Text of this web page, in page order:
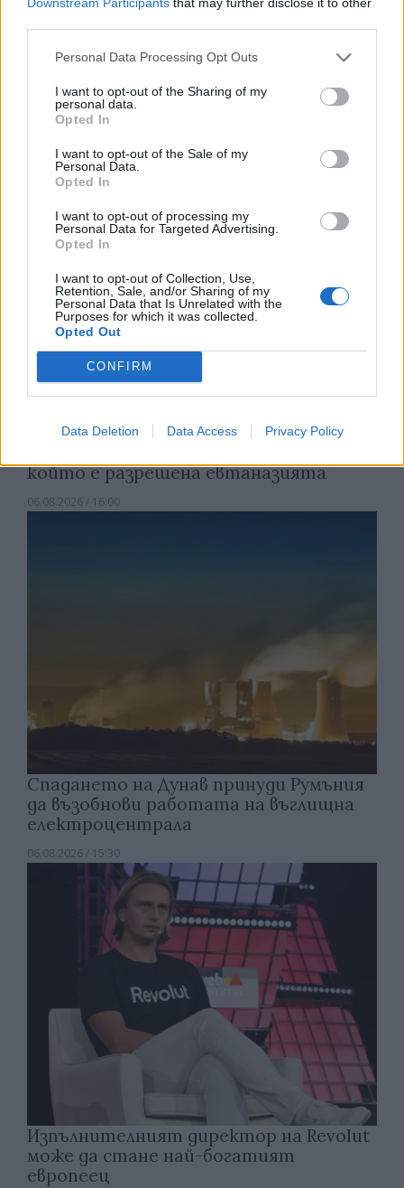
Personal Data Processing Opt Outs
I want to opt-out of the Sharing of my
personal data.
Opted In
I want to opt-out of the Sale of my
Personal Data.
Opted In
I want to opt-out of processing my
Personal Data for Targeted Advertising.
Opted In
I want to opt-out of Collection, Use,
Retention, Sale, and/or Sharing of my
Personal Data that Is Unrelated with the
Purposes for which it was collected.
Opted Out
CONFIRM
Data Deletion Data Access Privacy Policy
Износът на електромобили от Китай
06.08.2026 / 16:30
който е разрешена евтаназията
06.08.2026 / 16:00
Спадането на Дунав принуди Румъния
да възобнови работата на въглищна
електроцентрала
06.08.2026 / 15:30
Изпълнителният директор на Revolut
може да стане най-богатият
европеец